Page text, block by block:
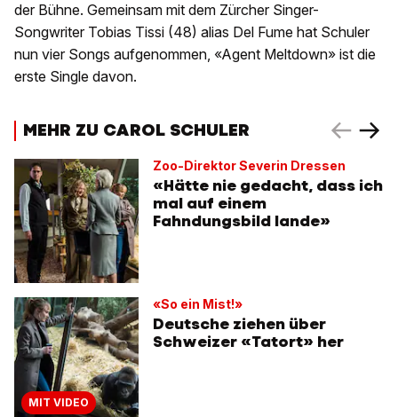
der Bühne. Gemeinsam mit dem Zürcher Singer-
Songwriter Tobias Tissi (48) alias Del Fume hat Schuler
nun vier Songs aufgenommen, «Agent Meltdown» ist die
erste Single davon.
MEHR ZU CAROL SCHULER
Zoo-Direktor Severin Dressen
«Hätte nie gedacht, dass ich
mal auf einem
Fahndungsbild lande»
MIT VIDEO
«So ein Mist!»
Deutsche ziehen über
Schweizer «Tatort» her